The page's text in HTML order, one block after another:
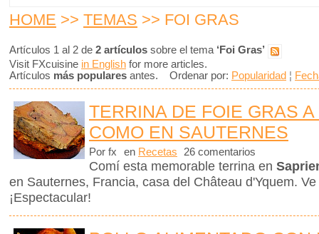
HOME >> TEMAS >> FOI GRAS
Artículos 1 al 2 de 2 artículos sobre el tema ‘Foi Gras’
Visit FXcuisine in English for more articles.
Artículos más populares antes. Ordenar por: Popularidad ¦
TERRINA DE FOIE GRAS
COMO EN SAUTERNES
Por fx en Recetas 26 comentarios
Comí esta memorable terrina en
en Sauternes, Francia, casa del Château d'Yquem.
¡Espectacular!